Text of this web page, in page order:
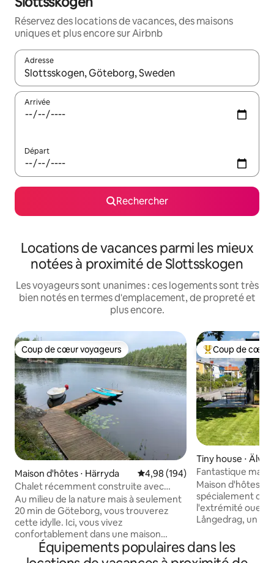
Réservez des locations de vacances, des maisons
uniques et plus encore sur Airbnb
Adresse
Lorsque les résultats s'affichent, utilisez les flèches vers le
Arrivée
Départ
Rechercher
Locations de vacances parmi les mieux
notées à proximité de Slottsskogen
Les voyageurs sont unanimes : ces logements sont très
bien notés en termes d'emplacement, de propreté et
plus encore.
Coup de cœur voyageurs
Coup de cœur voyageurs
Maison d'hôtes ⋅ Härryda Évaluation moyenne sur la
4,98 (194)
Chalet récemment construite avec
sauna, bain à remous et ponton privé
Au milieu de la nature mais à seulement
20 min de Göteborg, vous trouverez
cette idylle. Ici, vous vivez
confortablement dans une maison
d'hôtes neuve avec cheminée, sauna au
feu de bois et baignoire. La grande
Coups de cœur
Coup de cœur
Tiny house ⋅
Fantastique
chambre avec loft
Maison d'hôtes
spécialement
l'extrémité ouest
Långedrag, un
se rendre au
magnifique
Équipements populaires dans les